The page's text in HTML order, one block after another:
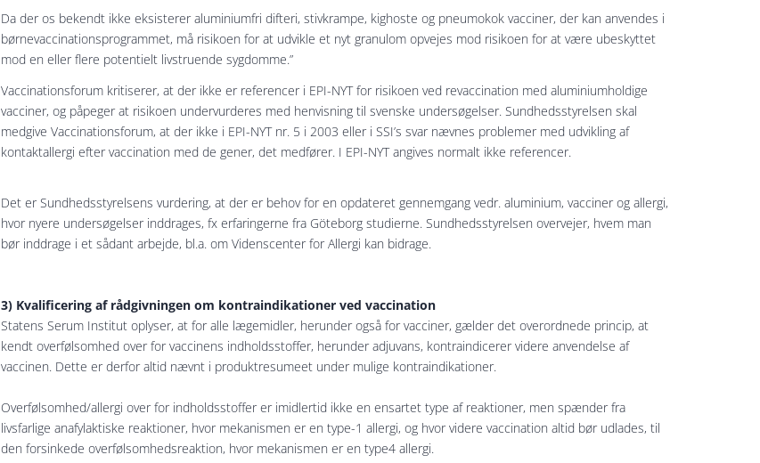
Da der os bekendt ikke eksisterer aluminiumfri difteri, stivkrampe, kighoste og pneumokok vacciner, der kan anvendes i
børnevaccinationsprogrammet, må risikoen for at udvikle et nyt granulom opvejes mod risikoen for at være ubeskyttet
mod en eller flere potentielt livstruende sygdomme.”
Vaccinationsforum kritiserer, at der ikke er referencer i EPI-NYT for risikoen ved revaccination med aluminiumholdige
vacciner, og påpeger at risikoen undervurderes med henvisning til svenske undersøgelser. Sundhedsstyrelsen skal
medgive Vaccinationsforum, at der ikke i EPI-NYT nr. 5 i 2003 eller i SSI’s svar nævnes problemer med udvikling af
kontaktallergi efter vaccination med de gener, det medfører. I EPI-NYT angives normalt ikke referencer.
Det er Sundhedsstyrelsens vurdering, at der er behov for en opdateret gennemgang vedr. aluminium, vacciner og allergi,
hvor nyere undersøgelser inddrages, fx erfaringerne fra Göteborg studierne. Sundhedsstyrelsen overvejer, hvem man
bør inddrage i et sådant arbejde, bl.a. om Videnscenter for Allergi kan bidrage.
3) Kvalificering af rådgivningen om kontraindikationer ved vaccination
Statens Serum Institut oplyser, at for alle lægemidler, herunder også for vacciner, gælder det overordnede princip, at
kendt overfølsomhed over for vaccinens indholdsstoffer, herunder adjuvans, kontraindicerer videre anvendelse af
vaccinen. Dette er derfor altid nævnt i produktresumeet under mulige kontraindikationer.
Overfølsomhed/allergi over for indholdsstoffer er imidlertid ikke en ensartet type af reaktioner, men spænder fra
livsfarlige anafylaktiske reaktioner, hvor mekanismen er en type-1 allergi, og hvor videre vaccination altid bør udlades, til
den forsinkede overfølsomhedsreaktion, hvor mekanismen er en type4 allergi.